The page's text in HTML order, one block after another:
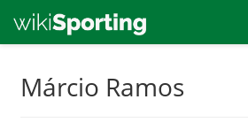
Márcio Ramos